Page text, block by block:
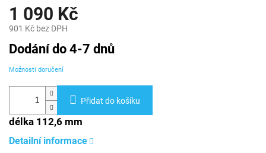
1 090 Kč
901 Kč bez DPH
Měrná
cena:
Dodání do 4-7 dnů
Možnosti doručení
Přidat do košíku
délka 112,6 mm
Detailní informace